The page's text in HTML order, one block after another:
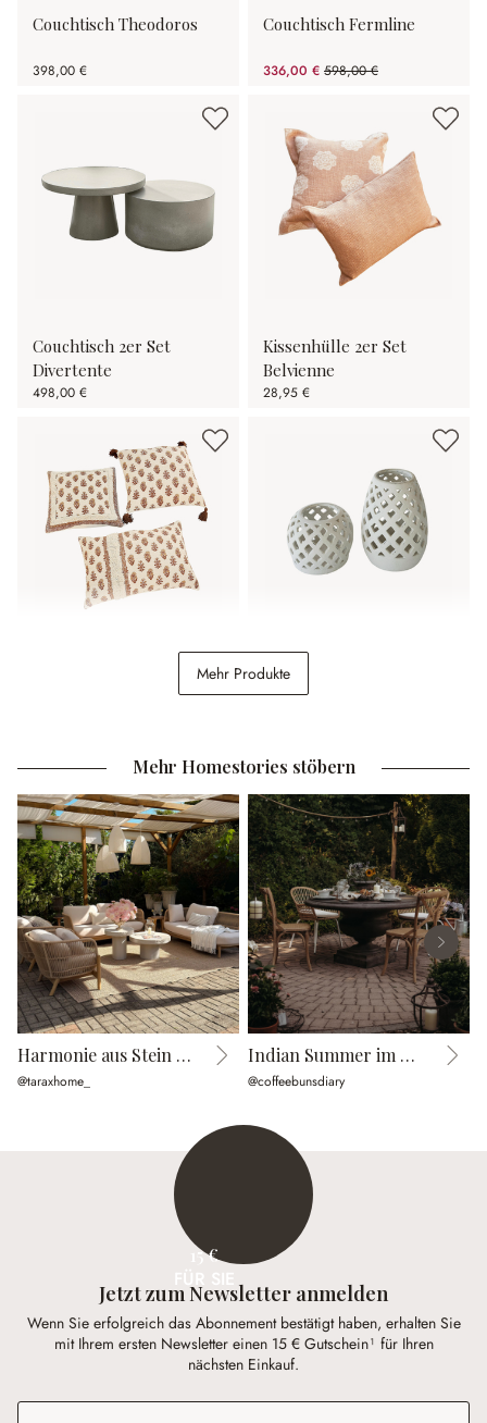
Couchtisch Theodoros
398,00 €
Couchtisch Fermline
336,00 € 598,00 €
(43.81% gespart)
Couchtisch 2er Set
Divertente
498,00 €
Kissenhülle 2er Set
Belvienne
28,95 €
Windlicht 2er Set
Serignac
Mehr Produkte
Mehr Homestories stöbern
Harmonie aus Stein und Geflecht
@taraxhome_
Indian Summer im Cottage Garden
@coffeebunsdiary
15 €
Jetzt zum Newsletter anmelden
Wenn Sie erfolgreich das Abonnement bestätigt haben, erhalten Sie
mit Ihrem ersten Newsletter einen 15 € Gutschein¹ für Ihren
nächsten Einkauf.
E-Mail-Adresse